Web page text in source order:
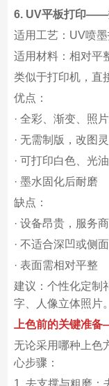
6. UV平板打印——
适用工艺：UV喷
适用材料：相对平
类似于打印机，直
优点：
· 全彩、渐变、照
· 无需制版，改图
· 可打印白色、光油
· 墨水固化后耐磨
缺点：
· 设备昂贵，服务
· 不适合深凹或侧
· 表面需相对平整
建议：个性化定制
字、人像立体照片。
上色前的关键准
无论采用哪种上色
心步骤：
1. 去支撑与粗磨：